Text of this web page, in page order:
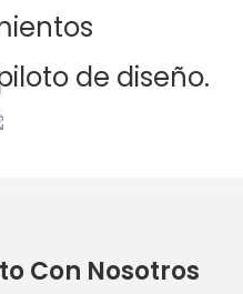
de diseño.
Con Nosotros